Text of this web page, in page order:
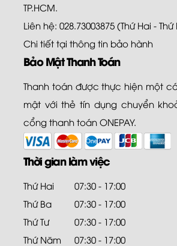
TP.HCM.
Liên hệ: 028.73003875 (Thứ Hai -
Chi tiết tại thông tin bảo hành
Bảo Mật Thanh Toán
Thanh toán được thực hiện một
mật với thẻ tín dụng chuyển
cổng thanh toán ONEPAY.
Thời gian làm việc
Thứ Hai
07:30 - 17:00
Thứ Ba
07:30 - 17:00
Thứ Tư
07:30 - 17:00
Thứ Năm
07:30 - 17:00